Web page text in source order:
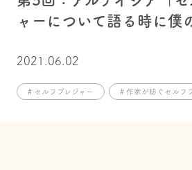
ャーについて語る時に僕
2021.06.02
# セルフプレジャー # 作家が紡ぐセルフ